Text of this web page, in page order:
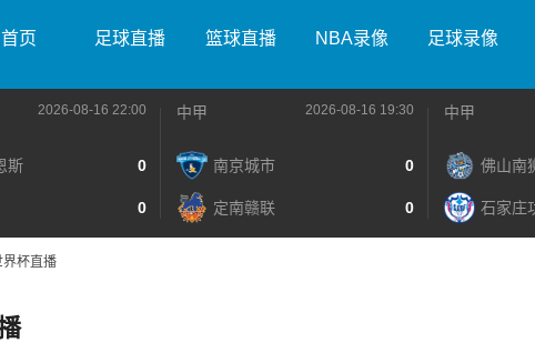
首页 足球直播 篮球直播 NBA录像 足球录像
2026-08-16 22:00
斯 0
0
中甲 2026-08-16 19:30
南京城市 0
定南赣联 0
中甲
佛山南
石家庄
界杯直播